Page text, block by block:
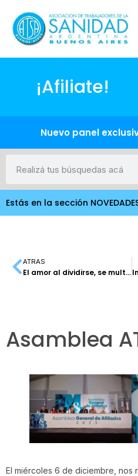
¡Afiliate!
Nuevo panel
Estás en la sección
ATRAS
El amor al dividirse, se multiplica
Asamblea
El miércoles 6 de diciembre, nos